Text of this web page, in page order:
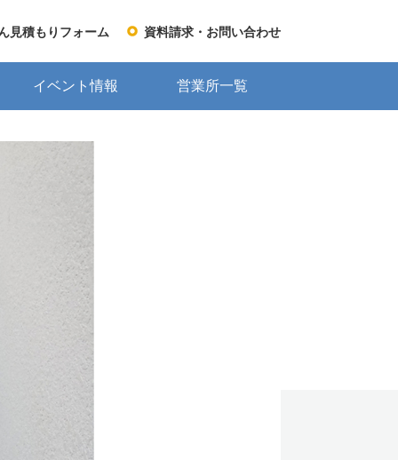
見積もりフォーム 資料請求・お問い合わせ
イベント情報 営業所一覧